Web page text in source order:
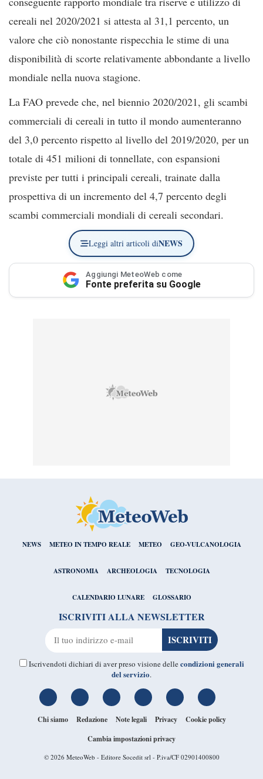
cereali nel 2020/2021 si attesta al 31,1 percento, un
valore che ciò nonostante rispecchia le stime di una
disponibilità di scorte relativamente abbondante a livello
mondiale nella nuova stagione.
La FAO prevede che, nel biennio 2020/2021, gli scambi
commerciali di cereali in tutto il mondo aumenteranno
del 3,0 percento rispetto al livello del 2019/2020, per un
totale di 451 milioni di tonnellate, con espansioni
previste per tutti i principali cereali, trainate dalla
prospettiva di un incremento del 4,7 percento degli
scambi commerciali mondiali di cereali secondari.
Leggi altri articoli diNEWS
Aggiungi MeteoWeb come
Fonte preferita su Google
NEWS METEO IN TEMPO REALE METEO GEO-VULCANOLOGIA
ASTRONOMIA ARCHEOLOGIA TECNOLOGIA
CALENDARIO LUNARE GLOSSARIO
ISCRIVITI ALLA NEWSLETTER
Iscrivendoti dichiari di aver preso visione dellecondizioni generali
del servizio.
Chi siamo Redazione Note legali Privacy
Cookie policy
Cambia impostazioni privacy
© 2026 MeteoWeb - Editore Socedit srl - P.iva/CF 02901400800